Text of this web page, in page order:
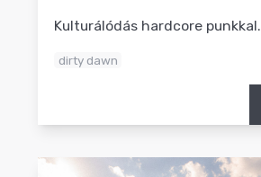
Kulturálódás hardcore punkkal.
dirty dawn